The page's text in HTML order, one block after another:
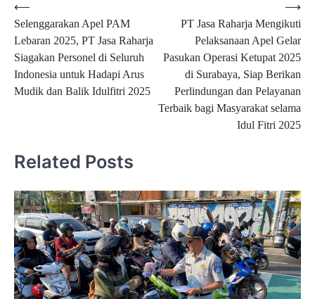
Navigasi
pos
⟵
Selenggarakan Apel PAM
Lebaran 2025, PT Jasa Raharja
Siagakan Personel di Seluruh
Indonesia untuk Hadapi Arus
Mudik dan Balik Idulfitri 2025
PT Jasa Raharja Mengikuti
Pelaksanaan Apel Gelar
Pasukan Operasi Ketupat 2025
di Surabaya, Siap Berikan
Perlindungan dan Pelayanan
Terbaik bagi Masyarakat selama
Idul Fitri 2025
⟶
Related Posts